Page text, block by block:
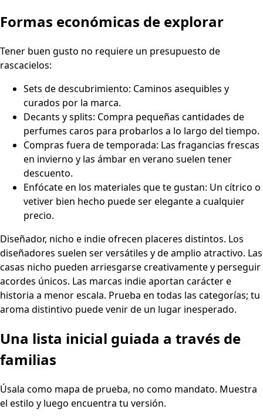
Formas económicas de explorar
Tener buen gusto no requiere un presupuesto de
rascacielos:
Sets de descubrimiento: Caminos asequibles y
curados por la marca.
Decants y splits: Compra pequeñas cantidades de
perfumes caros para probarlos a lo largo del tiempo.
Compras fuera de temporada: Las fragancias frescas
en invierno y las ámbar en verano suelen tener
descuento.
Enfócate en los materiales que te gustan: Un cítrico o
vetiver bien hecho puede ser elegante a cualquier
precio.
Diseñador, nicho e indie ofrecen placeres distintos. Los
diseñadores suelen ser versátiles y de amplio atractivo. Las
casas nicho pueden arriesgarse creativamente y perseguir
acordes únicos. Las marcas indie aportan carácter e
historia a menor escala. Prueba en todas las categorías; tu
aroma distintivo puede venir de un lugar inesperado.
Una lista inicial guiada a través de
familias
Úsala como mapa de prueba, no como mandato. Muestra
el estilo y luego encuentra tu versión.